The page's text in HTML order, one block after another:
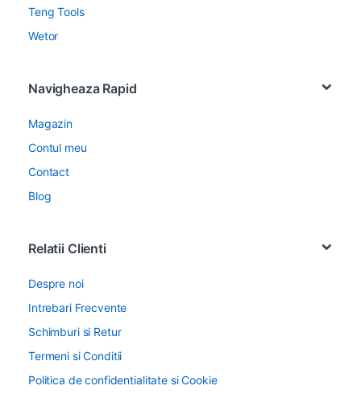
Teng Tools
Wetor
Navigheaza Rapid
Magazin
Contul meu
Contact
Blog
Relatii Clienti
Despre noi
Intrebari Frecvente
Schimburi si Retur
Termeni si Conditii
Politica de confidentialitate si Cookie